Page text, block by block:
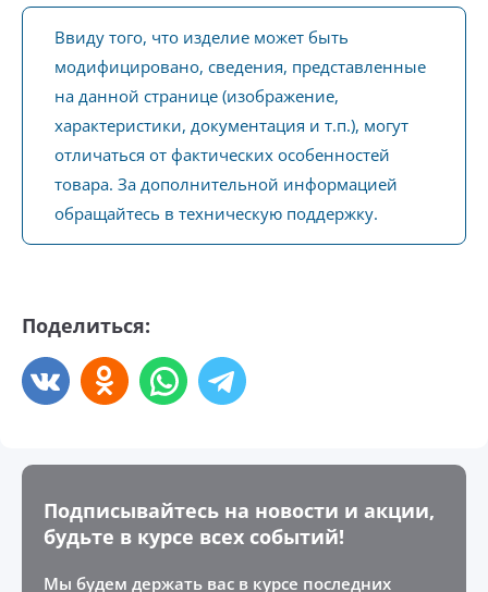
Ввиду того, что изделие может быть
модифицировано, сведения, представленные
на данной странице (изображение,
характеристики, документация и т.п.), могут
отличаться от фактических особенностей
товара. За дополнительной информацией
обращайтесь в техническую поддержку.
Поделиться:
Подписывайтесь на новости и акции,
будьте в курсе всех событий!
Мы будем держать вас в курсе последних